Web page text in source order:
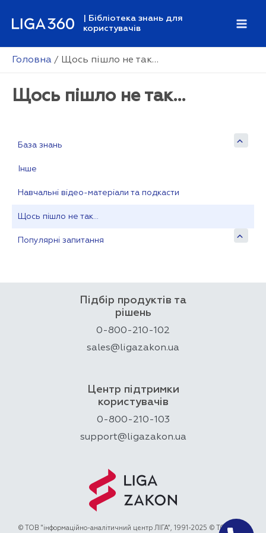
| Бібліотека знань для
користувачів
Головна Щось пішло не так…
База знань
Інше
Навчальні відео-матеріали та подкасти
Щось пішло не так…
Популярні запитання
Щось пішло не так…
© ТОВ "інформаційно-аналітичний центр ЛІГА", 1991-2025 © ТОВ "ЛІГА
Підбір продуктів та
рішень
0-800-210-102
sales@ligazakon.ua
Центр підтримки
користувачів
0-800-210-103
support@ligazakon.ua